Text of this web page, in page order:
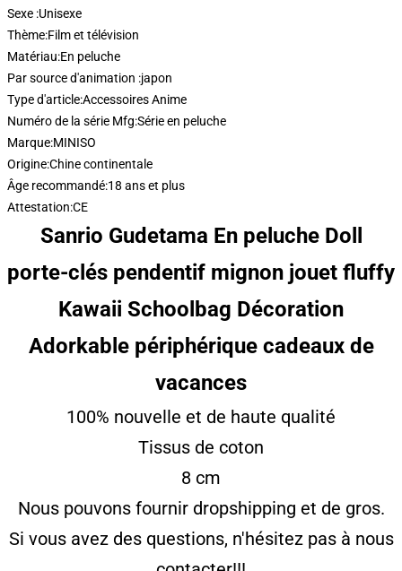
Sexe :Unisexe
Thème:Film et télévision
Matériau:En peluche
Par source d'animation :japon
Type d'article:Accessoires Anime
Numéro de la série Mfg:Série en peluche
Marque:MINISO
Origine:Chine continentale
Âge recommandé:18 ans et plus
Attestation:CE
Sanrio Gudetama En peluche Doll
porte-clés pendentif mignon jouet fluffy
Kawaii Schoolbag Décoration
Adorkable périphérique cadeaux de
vacances
100% nouvelle et de haute qualité
Tissus de coton
8 cm
Nous pouvons fournir dropshipping et de gros.
Si vous avez des questions, n'hésitez pas à nous